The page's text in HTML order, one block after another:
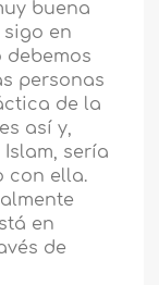
buena
en
debemos
personas
de la
así y,
sería
con ella.
en
de